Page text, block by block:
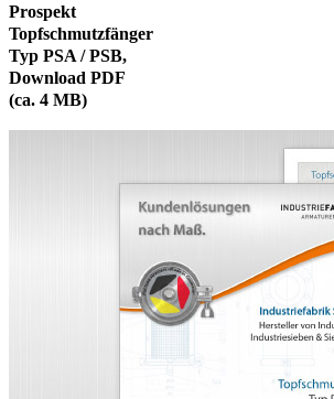
Prospekt
Topfschmutzfänger
Typ PSA / PSB,
Download PDF
(ca. 4 MB)